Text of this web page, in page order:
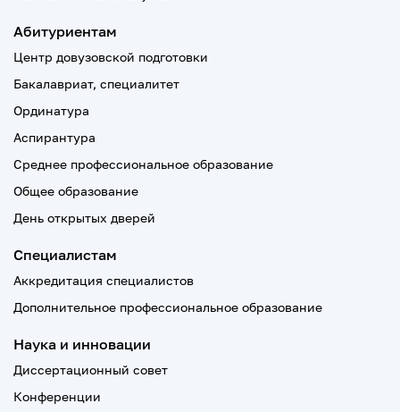
Абитуриентам
Центр довузовской подготовки
Бакалавриат, специалитет
Ординатура
Аспирантура
Среднее профессиональное образование
Общее образование
День открытых дверей
Специалистам
Аккредитация специалистов
Дополнительное профессиональное образование
Наука и инновации
Диссертационный совет
Конференции